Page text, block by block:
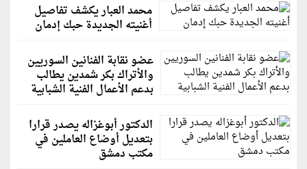
محمد العبار يكشف تفاصيل
أغنيته الجديدة حبك إدمان
عضو نقابة الفنانين السوريين
والأتراك بكر شمدين يطالب
بدعم الأعمال الفنية الشبابية
الدكتور أبوغزاله يصدر قرارا
بتعديل أوضاع العاملين في
مكتب دمشق